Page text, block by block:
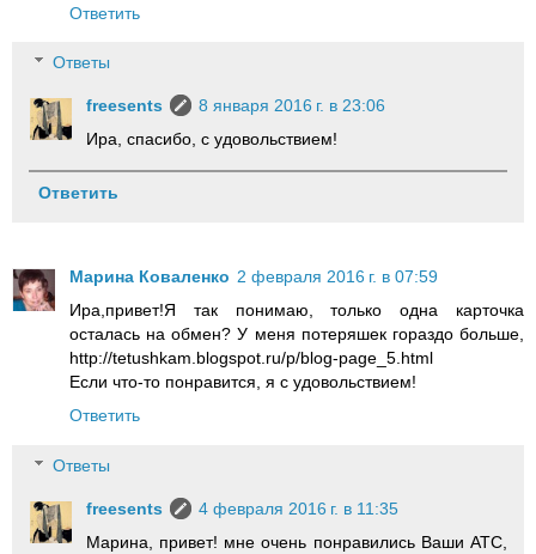
Ответить
Ответы
freesents
8 января 2016 г. в 23:06
Ира, спасибо, с удовольствием!
Ответить
Марина Коваленко 2 февраля 2016 г. в 07:59
Ира,привет!Я так понимаю, только одна карточка
осталась на обмен? У меня потеряшек гораздо больше,
http://tetushkam.blogspot.ru/p/blog-page_5.html
Если что-то понравится, я с удовольствием!
Ответить
Ответы
freesents
4 февраля 2016 г. в 11:35
Марина, привет! мне очень понравились Ваши АТС,